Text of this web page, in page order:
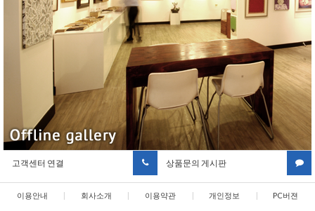
고객센터 연결 상품문의 게시판
이용안내 | 회사소개 | 이용약관 | 개인정보 | PC버젼